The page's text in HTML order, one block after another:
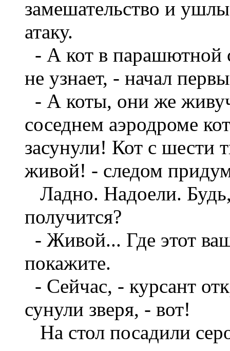
замешательство и
атаку.
- А кот в парашютной
не узнает, - начал
- А коты, они же
соседнем аэродроме
засунули! Кот с шести
живой! - следом
Ладно. Надоели.
получится?
- Живой... Где этот
покажите.
- Сейчас, - курсант
сунули зверя, - вот!
На стол посадили